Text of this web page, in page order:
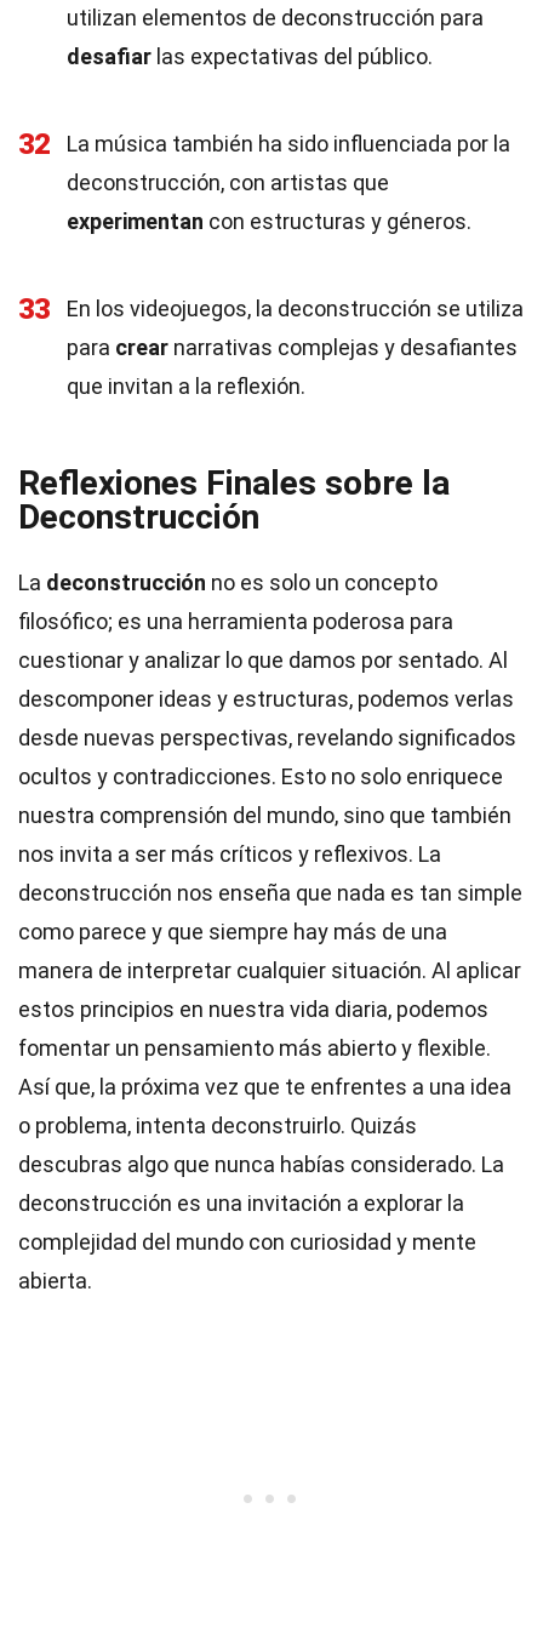
utilizan elementos de deconstrucción para
desafiar las expectativas del público.
32
La música también ha sido influenciada por la
deconstrucción, con artistas que
experimentan con estructuras y géneros.
33
En los videojuegos, la deconstrucción se utiliza
para crear narrativas complejas y desafiantes
que invitan a la reflexión.
Reflexiones Finales sobre la
Deconstrucción
La deconstrucción no es solo un concepto
filosófico; es una herramienta poderosa para
cuestionar y analizar lo que damos por sentado. Al
descomponer ideas y estructuras, podemos verlas
desde nuevas perspectivas, revelando significados
ocultos y contradicciones. Esto no solo enriquece
nuestra comprensión del mundo, sino que también
nos invita a ser más críticos y reflexivos. La
deconstrucción nos enseña que nada es tan simple
como parece y que siempre hay más de una
manera de interpretar cualquier situación. Al aplicar
estos principios en nuestra vida diaria, podemos
fomentar un pensamiento más abierto y flexible.
Así que, la próxima vez que te enfrentes a una idea
o problema, intenta deconstruirlo. Quizás
descubras algo que nunca habías considerado. La
deconstrucción es una invitación a explorar la
complejidad del mundo con curiosidad y mente
abierta.